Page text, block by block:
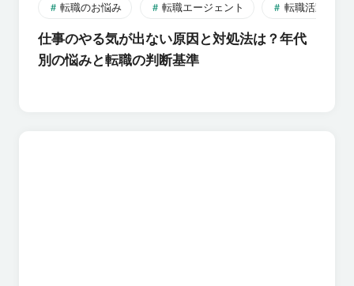
転職のお悩み 転職エージェント 転職活動のす
仕事のやる気が出ない原因と対処法は？年代
別の悩みと転職の判断基準